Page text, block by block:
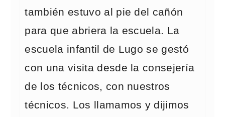
también estuvo al pie del cañón
para que abriera la escuela. La
escuela infantil de Lugo se gestó
con una visita desde la consejería
de los técnicos, con nuestros
técnicos. Los llamamos y dijimos